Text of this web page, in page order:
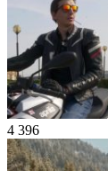
4 396